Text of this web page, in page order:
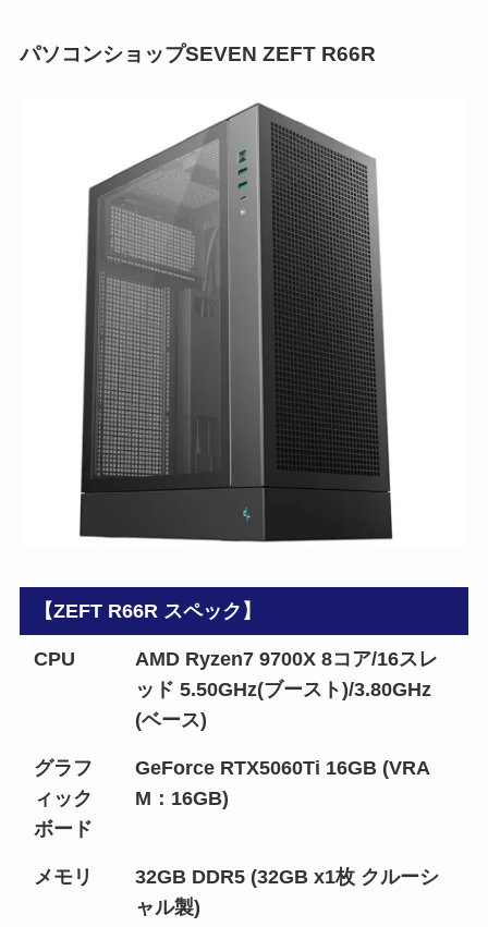
パソコンショップSEVEN ZEFT R66R
【ZEFT R66R スペック】
CPU
AMD Ryzen7 9700X 8コア/16スレ
ッド 5.50GHz(ブースト)/3.80GHz
(ベース)
グラフ
ィック
ボード
GeForce RTX5060Ti 16GB (VRA
M：16GB)
メモリ
32GB DDR5 (32GB x1枚 クルーシ
ャル製)